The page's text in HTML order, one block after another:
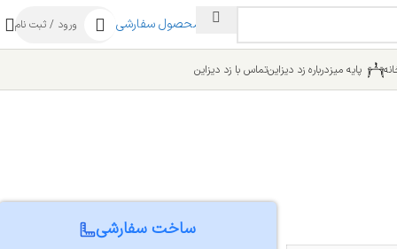
ساخت محصول سفارشی ورود / ثبت نام
پایه میزدرباره زد دیزاینتماس با زد دیزاین
ساخت سفارشی